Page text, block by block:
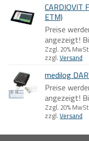
CARDIOVIT
ETM)
Preise
angezeigt!
Zzgl. 20% MwSt.
zzgl. Versand
medilog
Preise
angezeigt!
Zzgl. 20% MwSt.
zzgl. Versand